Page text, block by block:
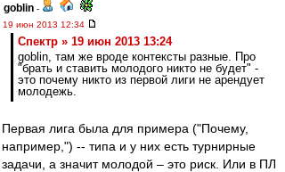
goblin -
19 июн 2013 12:34
Спектр » 19 июн 2013 13:24
goblin, там же вроде контексты разные. Про
"брать и ставить молодого никто не будет" -
это почему никто из первой лиги не арендует
молодежь.
Первая лига была для примера ("Почему,
например,") -- типа и у них есть турнирные
задачи, а значит молодой – это риск. Или в ПЛ